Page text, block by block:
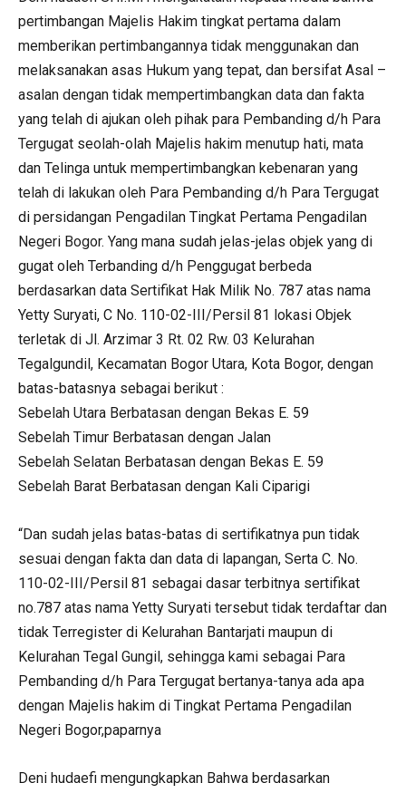
pertimbangan Majelis Hakim tingkat pertama dalam
memberikan pertimbangannya tidak menggunakan dan
melaksanakan asas Hukum yang tepat, dan bersifat Asal –
asalan dengan tidak mempertimbangkan data dan fakta
yang telah di ajukan oleh pihak para Pembanding d/h Para
Tergugat seolah-olah Majelis hakim menutup hati, mata
dan Telinga untuk mempertimbangkan kebenaran yang
telah di lakukan oleh Para Pembanding d/h Para Tergugat
di persidangan Pengadilan Tingkat Pertama Pengadilan
Negeri Bogor. Yang mana sudah jelas-jelas objek yang di
gugat oleh Terbanding d/h Penggugat berbeda
berdasarkan data Sertifikat Hak Milik No. 787 atas nama
Yetty Suryati, C No. 110-02-III/Persil 81 lokasi Objek
terletak di Jl. Arzimar 3 Rt. 02 Rw. 03 Kelurahan
Tegalgundil, Kecamatan Bogor Utara, Kota Bogor, dengan
batas-batasnya sebagai berikut :
Sebelah Utara Berbatasan dengan Bekas E. 59
Sebelah Timur Berbatasan dengan Jalan
Sebelah Selatan Berbatasan dengan Bekas E. 59
Sebelah Barat Berbatasan dengan Kali Ciparigi
“Dan sudah jelas batas-batas di sertifikatnya pun tidak
sesuai dengan fakta dan data di lapangan, Serta C. No.
110-02-III/Persil 81 sebagai dasar terbitnya sertifikat
no.787 atas nama Yetty Suryati tersebut tidak terdaftar dan
tidak Terregister di Kelurahan Bantarjati maupun di
Kelurahan Tegal Gungil, sehingga kami sebagai Para
Pembanding d/h Para Tergugat bertanya-tanya ada apa
dengan Majelis hakim di Tingkat Pertama Pengadilan
Negeri Bogor,paparnya
Deni hudaefi mengungkapkan Bahwa berdasarkan